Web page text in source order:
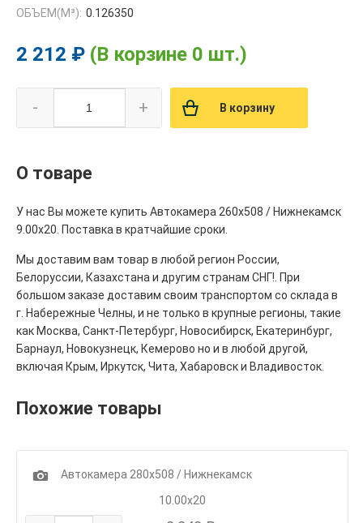
ОБЪЕМ(M³): 0.126350
2 212 ₽ (В корзине 0 шт.)
- + В корзину
О товаре
У нас Вы можете купить Автокамера 260х508 / Нижнекамск
9.00х20. Поставка в кратчайшие сроки.
Мы доставим вам товар в любой регион России,
Белоруссии, Казахстана и другим странам СНГ!. При
большом заказе доставим своим транспортом со склада в
г. Набережные Челны, и не только в крупные регионы, такие
как Москва, Санкт-Петербург, Новосибирск, Екатеринбург,
Барнаул, Новокузнецк, Кемерово но и в любой другой,
включая Крым, Иркутск, Чита, Хабаровск и Владивосток.
Похожие товары
1
Автокамера 280х508 / Нижнекамск
10.00х20